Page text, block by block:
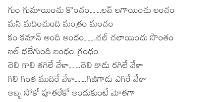
గుం గుమాయించు కొంచం….లవ్ లగాయించు లంచం
మన్ మదించుంది మంత్రం మంచం
కం కమాన్ అంది అందం….చల్ చలాయించు సొంతం
బల్ భలేగుంది బంధం గ్రంధం
చెలి గాలి తగిలే వేళా….చెలి కాడు రగిలే వేళా
గిలి గింత ముదిరే వేళా….గిజిగాడు ఎగిరే వేళా
అబ్బ సోకో పూతరేకో అందుకుంటే మోతగా